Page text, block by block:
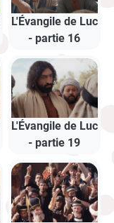
L'Évangile de Luc
- partie 16
L'Évangile de Luc
- partie 19